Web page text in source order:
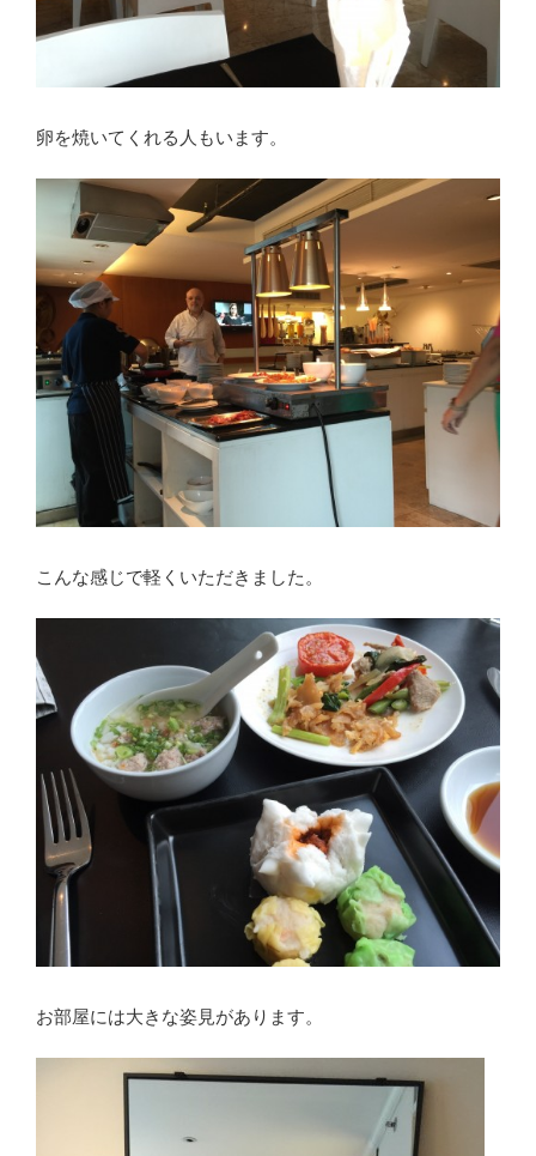
卵を焼いてくれる人もいます。
こんな感じで軽くいただきました。
お部屋には大きな姿見があります。